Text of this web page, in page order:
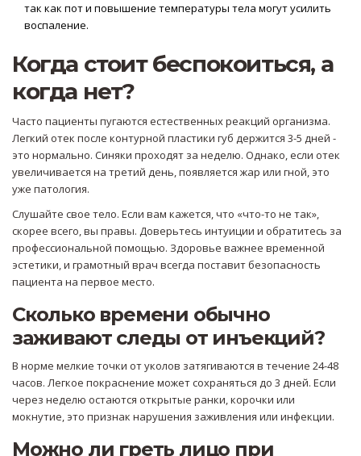
так как пот и повышение температуры тела могут усилить
воспаление.
Когда стоит беспокоиться, а
когда нет?
Часто пациенты пугаются естественных реакций организма.
Легкий отек после контурной пластики губ держится 3-5 дней -
это нормально. Синяки проходят за неделю. Однако, если отек
увеличивается на третий день, появляется жар или гной, это
уже патология.
Слушайте свое тело. Если вам кажется, что «что-то не так»,
скорее всего, вы правы. Доверьтесь интуиции и обратитесь за
профессиональной помощью. Здоровье важнее временной
эстетики, и грамотный врач всегда поставит безопасность
пациента на первое место.
Сколько времени обычно
заживают следы от инъекций?
В норме мелкие точки от уколов затягиваются в течение 24-48
часов. Легкое покраснение может сохраняться до 3 дней. Если
через неделю остаются открытые ранки, корочки или
мокнутие, это признак нарушения заживления или инфекции.
Можно ли греть лицо при